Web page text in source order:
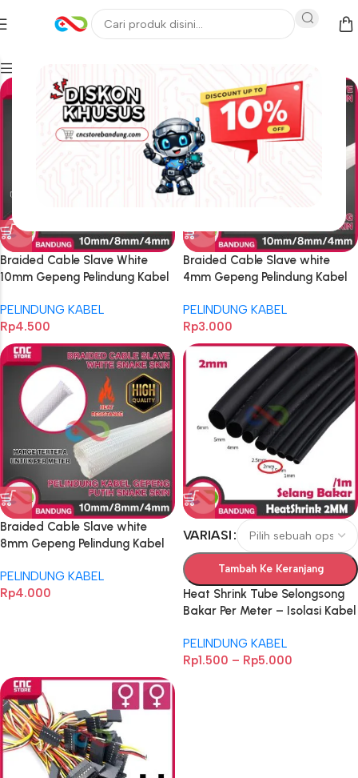
Braided Cable Slave White
10mm Gepeng Pelindung Kabel
PELINDUNG KABEL
Rp4.500
Braided Cable Slave white
4mm Gepeng Pelindung Kabel
PELINDUNG KABEL
Rp3.000
Braided Cable Slave white
8mm Gepeng Pelindung Kabel
PELINDUNG KABEL
Rp4.000
VARIASI
Tambah Ke Keranjang
Heat Shrink Tube Selongsong
Bakar Per Meter – Isolasi Kabel
DIY
PELINDUNG KABEL
Rp1.500 – Rp5.000